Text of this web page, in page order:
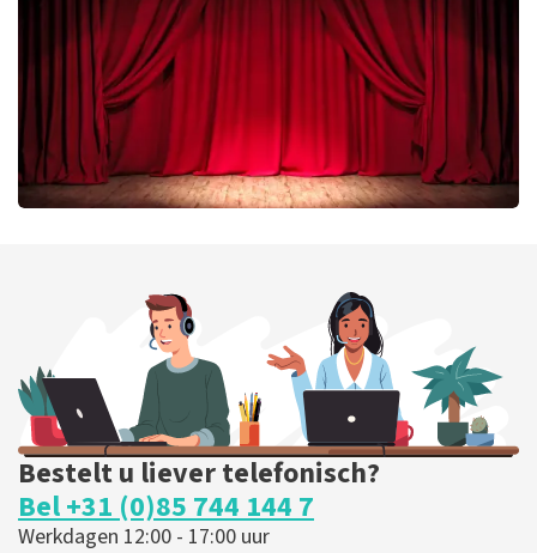
BESTEL NU
BESTEL NU
Bestelt u liever telefonisch?
Bel +31 (0)85 744 144 7
Werkdagen 12:00 - 17:00 uur